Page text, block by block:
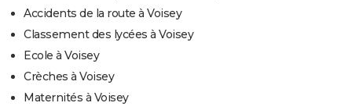
Accidents de la route à Voisey
Classement des lycées à Voisey
Ecole à Voisey
Crèches à Voisey
Maternités à Voisey